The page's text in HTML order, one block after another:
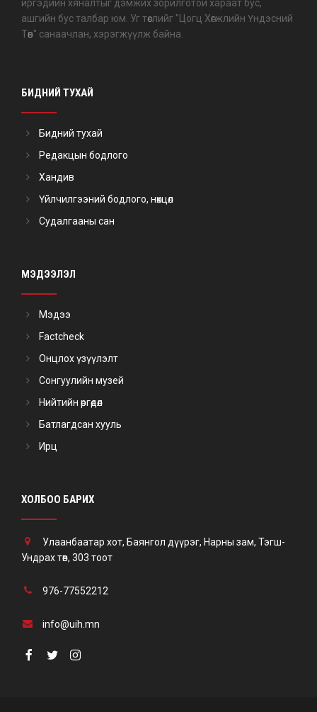
иргэдийн хяналтыг дэмжих зорилготой хараат бус,
ашгийн бус талбар юм. Уг төслийг "Цогц Хөгжлийн Үндэсний
Төв" санаачлан, хэрэгжүүлж байна.
БИДНИЙ ТУХАЙ
Бидний тухай
Редакцын бодлого
Хандив
Үйлчилгээний бодлого, нөхцөл
Судалгааны сан
МЭДЭЭЛЭЛ
Мэдээ
Factcheck
Онцлох үзүүлэлт
Сонгуулийн музей
Нийтийн өргөдөл
Батлагдсан хууль
Ирц
ХОЛБОО БАРИХ
Улаанбаатар хот, Баянгол дүүрэг, Нарны зам, Тэгш-
Ундрах төв, 303 тоот
976-77552212
info@uih.mn